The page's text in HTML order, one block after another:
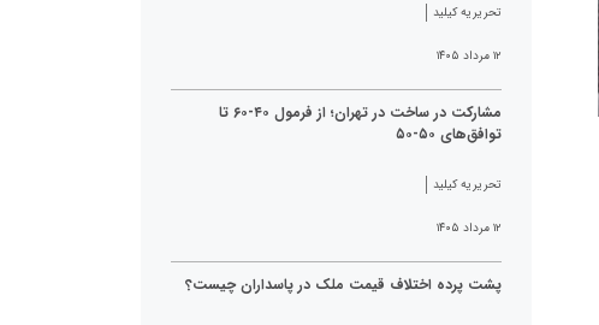
تحریریه کیلید
۱۲ مرداد ۱۴۰۵
مشارکت در ساخت در تهران؛ از فرمول ۴۰-۶۰ تا
توافق‌های ۵۰-۵۰
تحریریه کیلید
۱۲ مرداد ۱۴۰۵
پشت پرده اختلاف قیمت ملک در پاسداران چیست؟